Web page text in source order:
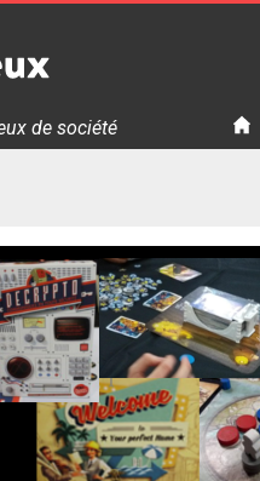
parle de jeux de société
de société